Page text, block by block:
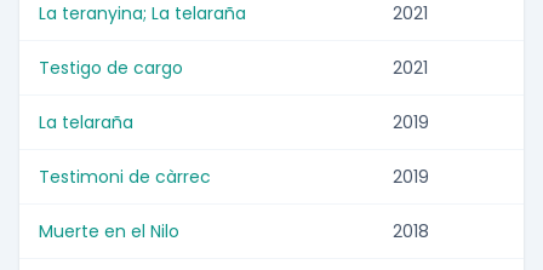
La teranyina; La telaraña 2021
Testigo de cargo 2021
La telaraña 2019
Testimoni de càrrec 2019
Muerte en el Nilo 2018